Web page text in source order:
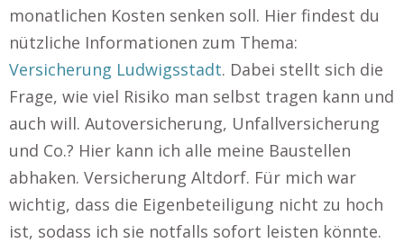
monatlichen Kosten senken soll. Hier findest du
nützliche Informationen zum Thema:
Versicherung Ludwigsstadt. Dabei stellt sich die
Frage, wie viel Risiko man selbst tragen kann und
auch will. Autoversicherung, Unfallversicherung
und Co.? Hier kann ich alle meine Baustellen
abhaken. Versicherung Altdorf. Für mich war
wichtig, dass die Eigenbeteiligung nicht zu hoch
ist, sodass ich sie notfalls sofort leisten könnte.